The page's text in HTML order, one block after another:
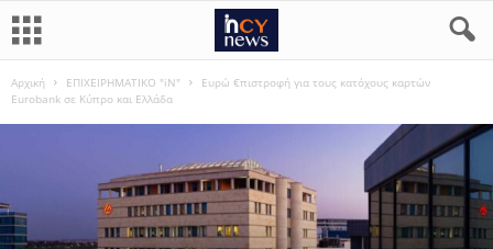
Αρχική ΕΠΙΧΕΙΡΗΜΑΤΙΚΟ "iN"
Ευρώ €πιστροφή για τους κατόχους καρτών
Eurobank σε Κύπρο και Ελλάδα